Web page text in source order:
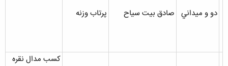
دو و ميداني صادق بيت سياح پرتاب وزنه
کسب مدال نقره